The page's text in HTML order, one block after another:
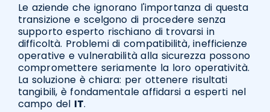
Le aziende che ignorano l'importanza di questa
transizione e scelgono di procedere senza
supporto esperto rischiano di trovarsi in
difficoltà. Problemi di compatibilità, inefficienze
operative e vulnerabilità alla sicurezza possono
compromettere seriamente la loro operatività.
La soluzione è chiara: per ottenere risultati
tangibili, è fondamentale affidarsi a esperti nel
campo del IT.